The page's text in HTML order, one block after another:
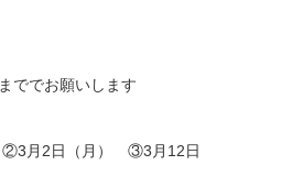
でお願いします
月2日（月） ③3月12日